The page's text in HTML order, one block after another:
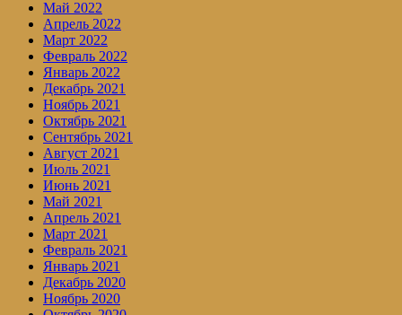
Май 2022
Апрель 2022
Март 2022
Февраль 2022
Январь 2022
Декабрь 2021
Ноябрь 2021
Октябрь 2021
Сентябрь 2021
Август 2021
Июль 2021
Июнь 2021
Май 2021
Апрель 2021
Март 2021
Февраль 2021
Январь 2021
Декабрь 2020
Ноябрь 2020